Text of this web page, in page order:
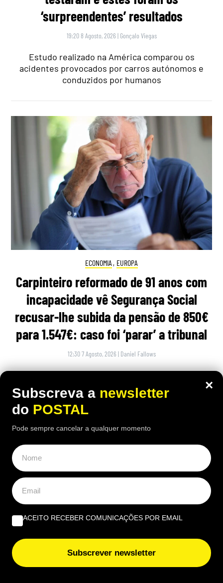
‘surpreendentes’ resultados
19:20 8 Agosto, 2026 | Gonçalo Viegas
Estudo realizado na América comparou os
acidentes provocados por carros autónomos e
conduzidos por humanos
ECONOMIA , EUROPA
Carpinteiro reformado de 91 anos com
incapacidade vê Segurança Social
recusar-lhe subida da pensão de 850€
para 1.547€: caso foi ‘parar’ a tribunal
12:30 7 Agosto, 2026 | Daniel Fallows
um carpinteiro de 91 anos, apesar das várias
cirurgias e limitações físicas
×
Subscreva a newsletter
do POSTAL
Pode sempre cancelar a qualquer momento
ACEITO RECEBER COMUNICAÇÕES POR EMAIL
Subscrever newsletter